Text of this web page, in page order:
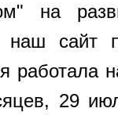
на
наш сайт
работала
29